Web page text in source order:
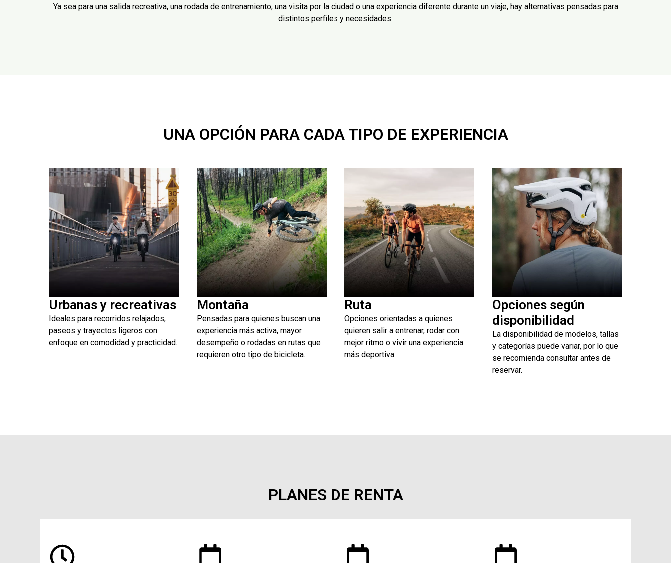
Ya sea para una salida recreativa, una rodada de entrenamiento, una visita por la ciudad o una experiencia diferente durante un viaje, hay alternativas pensadas para
distintos perfiles y necesidades.
UNA OPCIÓN PARA CADA TIPO DE EXPERIENCIA
Urbanas y recreativas
Ideales para recorridos relajados,
paseos y trayectos ligeros con
enfoque en comodidad y practicidad.
Montaña
Pensadas para quienes buscan una
experiencia más activa, mayor
desempeño o rodadas en rutas que
requieren otro tipo de bicicleta.
Ruta
Opciones orientadas a quienes
quieren salir a entrenar, rodar con
mejor ritmo o vivir una experiencia
más deportiva.
Opciones según
disponibilidad
La disponibilidad de modelos, tallas
y categorías puede variar, por lo que
se recomienda consultar antes de
reservar.
PLANES DE RENTA